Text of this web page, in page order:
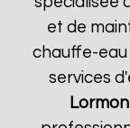
et de
chauffe-eau
services